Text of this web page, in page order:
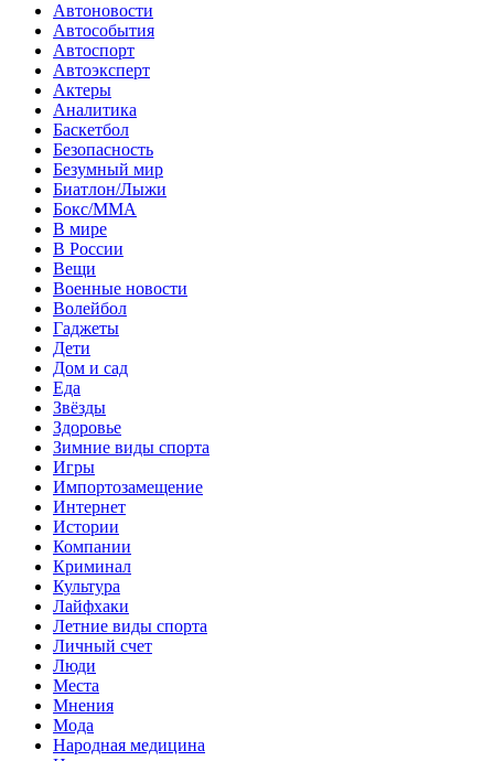
Автоновости
Автособытия
Автоспорт
Автоэксперт
Актеры
Аналитика
Баскетбол
Безопасность
Безумный мир
Биатлон/Лыжи
Бокс/MMA
В мире
В России
Вещи
Военные новости
Волейбол
Гаджеты
Дети
Дом и сад
Еда
Звёзды
Здоровье
Зимние виды спорта
Игры
Импортозамещение
Интернет
Истории
Компании
Криминал
Культура
Лайфхаки
Летние виды спорта
Личный счет
Люди
Места
Мнения
Мода
Народная медицина